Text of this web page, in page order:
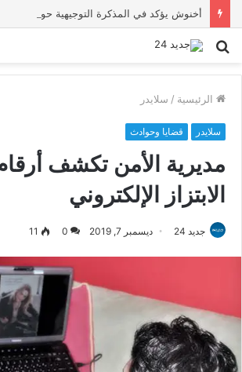
بحث
الرئيسية / سلايدر
سلايدر قضايا وحوادث
مديرية الأمن تكشف
الابتزاز الإلكتروني
جديد 24 ديسمبر 7, 2019 0
11